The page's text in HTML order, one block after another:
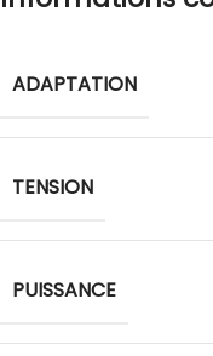
ADAPTATION
TENSION
PUISSANCE